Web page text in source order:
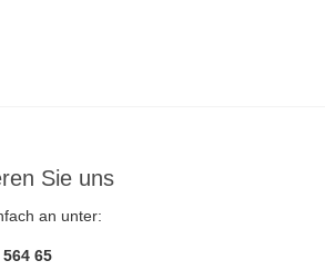
Sie uns
an unter:
65